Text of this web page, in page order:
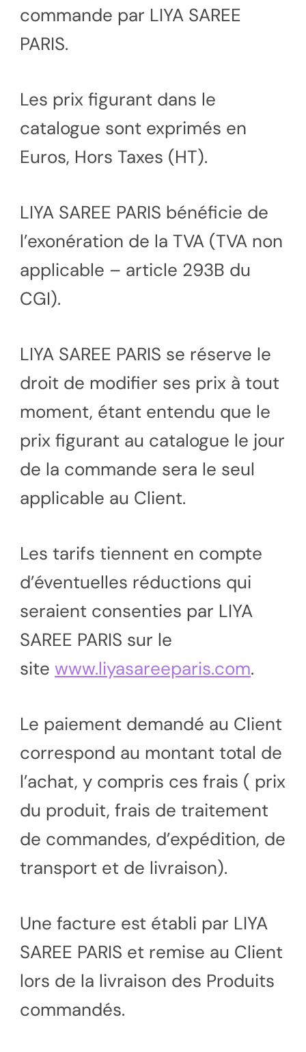
commande par LIYA SAREE
PARIS.
Les prix figurant dans le
catalogue sont exprimés en
Euros, Hors Taxes (HT).
LIYA SAREE PARIS bénéficie de
l’exonération de la TVA (TVA non
applicable – article 293B du
CGI).
LIYA SAREE PARIS se réserve le
droit de modifier ses prix à tout
moment, étant entendu que le
prix figurant au catalogue le jour
de la commande sera le seul
applicable au Client.
Les tarifs tiennent en compte
d’éventuelles réductions qui
seraient consenties par LIYA
SAREE PARIS sur le
site www.liyasareeparis.com.
Le paiement demandé au Client
correspond au montant total de
l’achat, y compris ces frais ( prix
du produit, frais de traitement
de commandes, d’expédition, de
transport et de livraison).
Une facture est établi par LIYA
SAREE PARIS et remise au Client
lors de la livraison des Produits
commandés.